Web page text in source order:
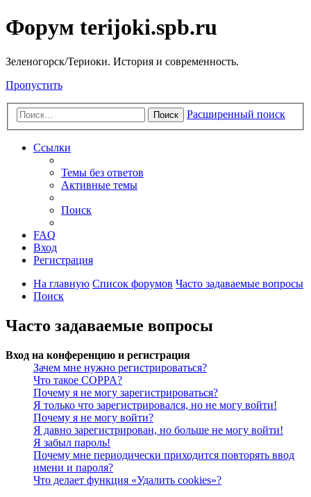
Форум terijoki.spb.ru
Зеленогорск/Териоки. История и современность.
Пропустить
Поиск Расширенный поиск
Ссылки
Темы без ответов
Активные темы
Поиск
FAQ
Вход
Регистрация
На главную Список форумов Часто задаваемые вопросы
Поиск
Часто задаваемые вопросы
Вход на конференцию и регистрация
Зачем мне нужно регистрироваться?
Что такое COPPA?
Почему я не могу зарегистрироваться?
Я только что зарегистрировался, но не могу войти!
Почему я не могу войти?
Я давно зарегистрирован, но больше не могу войти!
Я забыл пароль!
Почему мне периодически приходится повторять ввод
имени и пароля?
Что делает функция «Удалить cookies»?